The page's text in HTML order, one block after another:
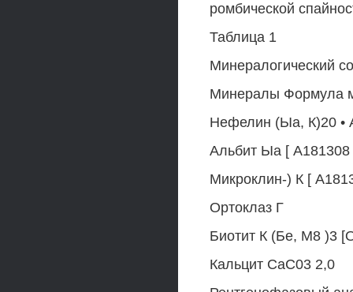
ромбической
Таблица 1
Минералогический
Минералы Формула
Нефелин (Ыа, К)20 •
Альбит Ыа [ А181308
Микроклин-) К [
Ортоклаз Г
Биотит К (Бе, М8 )3
Кальцит СаС03 2,0